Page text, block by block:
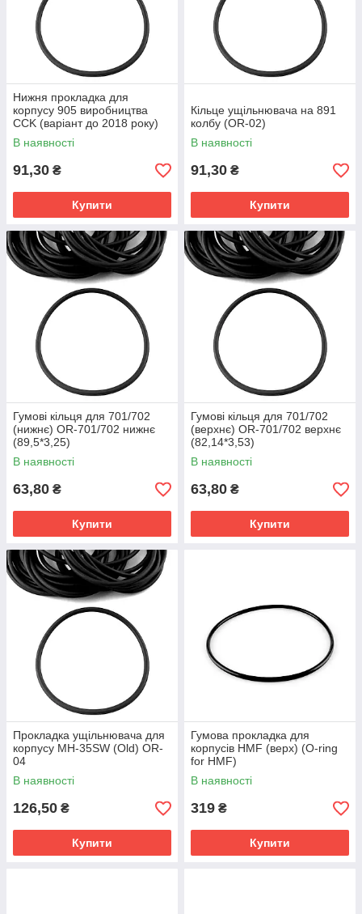
Нижня прокладка для
корпусу 905 виробництва
CCK (варіант до 2018 року)
OR-653
В наявності
91,30 ₴
Купити
Кільце ущільнювача на 891
колбу (OR-02)
В наявності
91,30 ₴
Купити
Гумові кільця для 701/702
(нижнє) OR-701/702 нижнє
(89,5*3,25)
В наявності
63,80 ₴
Купити
Гумові кільця для 701/702
(верхнє) OR-701/702 верхнє
(82,14*3,53)
В наявності
63,80 ₴
Купити
Прокладка ущільнювача для
корпусу MH-35SW (Old) OR-
04
В наявності
126,50 ₴
Купити
Гумова прокладка для
корпусів HMF (верх) (O-ring
for HMF)
В наявності
319 ₴
Купити